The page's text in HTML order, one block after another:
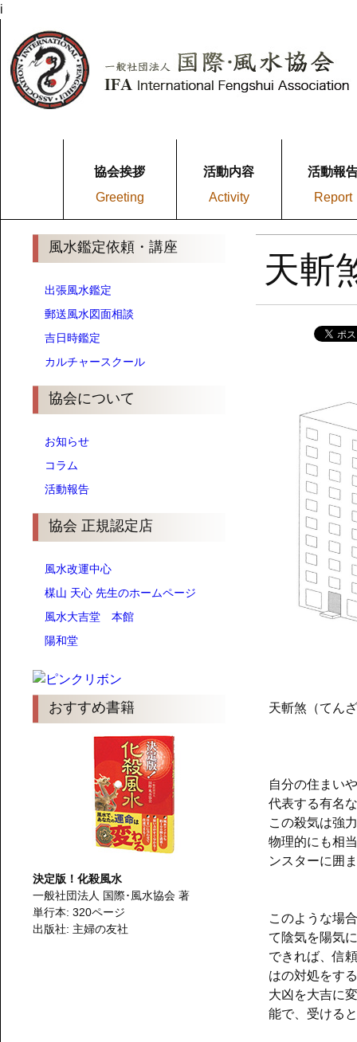
i
協会挨拶
Greeting
活動内容
Activity
活動報
Report
風水鑑定依頼・講座
出張風水鑑定
郵送風水図面相談
吉日時鑑定
カルチャースクール
協会について
お知らせ
コラム
活動報告
協会 正規認定店
風水改運中心
楳山 天心 先生のホームページ
風水大吉堂 本館
陽和堂
おすすめ書籍
決定版！化殺風水
一般社団法人 国際･風水協会 著
単行本: 320ページ
出版社: 主婦の友社
天斬
天斬煞（てん
自分の住まい
代表する有名
この殺気は強
物理的にも相
ンスターに囲
このような場
て陰気を陽気
できれば、信
はの対処をす
大凶を大吉に
能で、受ける